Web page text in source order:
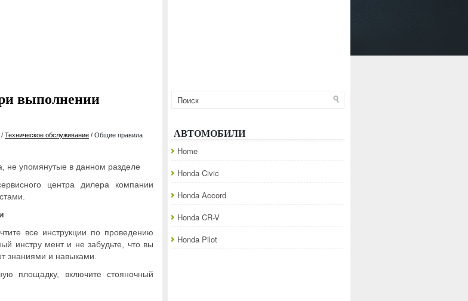
выполнении
/ Техническое обслуживание / Общие правила
не упомянутые в данном разделе
центра дилера компании
все инструкции по проведению
инстру мент и не забудьте, что вы
знаниями и навыками.
площадку, включите стояночный
АВТОМОБИЛИ
Home
Honda Civic
Honda Accord
Honda CR-V
Honda Pilot